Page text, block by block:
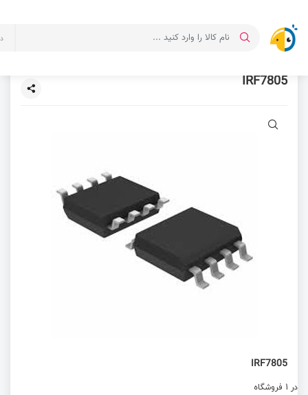
IRF7805
IRF7805
در 1 فروشگاه